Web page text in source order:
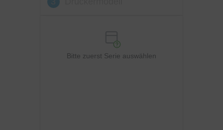
Bitte zuerst Serie auswählen